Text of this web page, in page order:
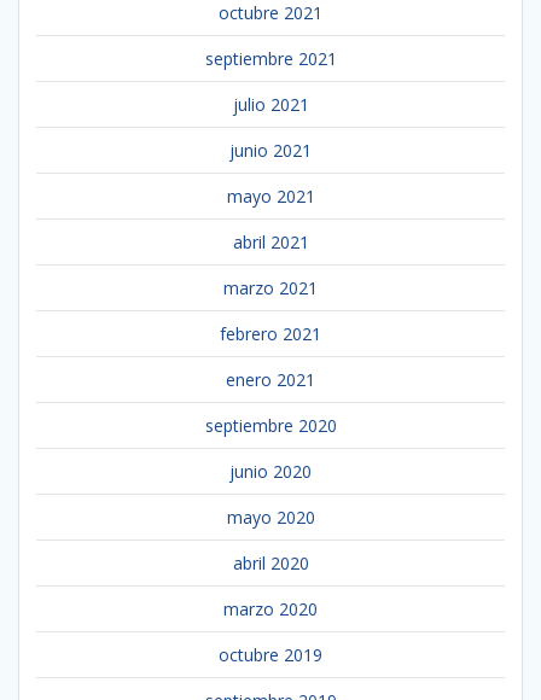
octubre 2021
septiembre 2021
julio 2021
junio 2021
mayo 2021
abril 2021
marzo 2021
febrero 2021
enero 2021
septiembre 2020
junio 2020
mayo 2020
abril 2020
marzo 2020
octubre 2019